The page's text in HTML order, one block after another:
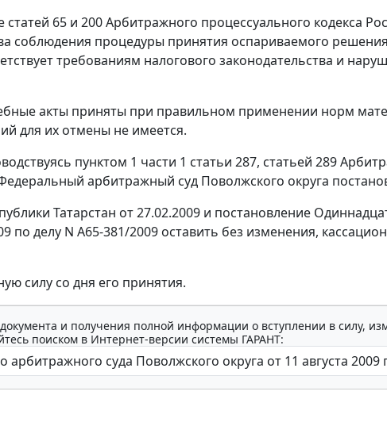
статей 65 и 200Арбитражного процессуального кодекса
соблюдения процедуры принятия оспариваемого
требованиям налогового законодательства и
акты приняты при правильном применении норм
для их отмены не имеется.
пунктом 1 части 1 статьи 287, статьей 289
арбитражный суд Поволжского округа
Татарстан от 27.02.2009 и постановление
по делу N А65-381/2009 оставить без изменения,
силу со дня его принятия.
документа и получения полной информации о вступлении в силу,
поиском в Интернет-версии системы ГАРАНТ: